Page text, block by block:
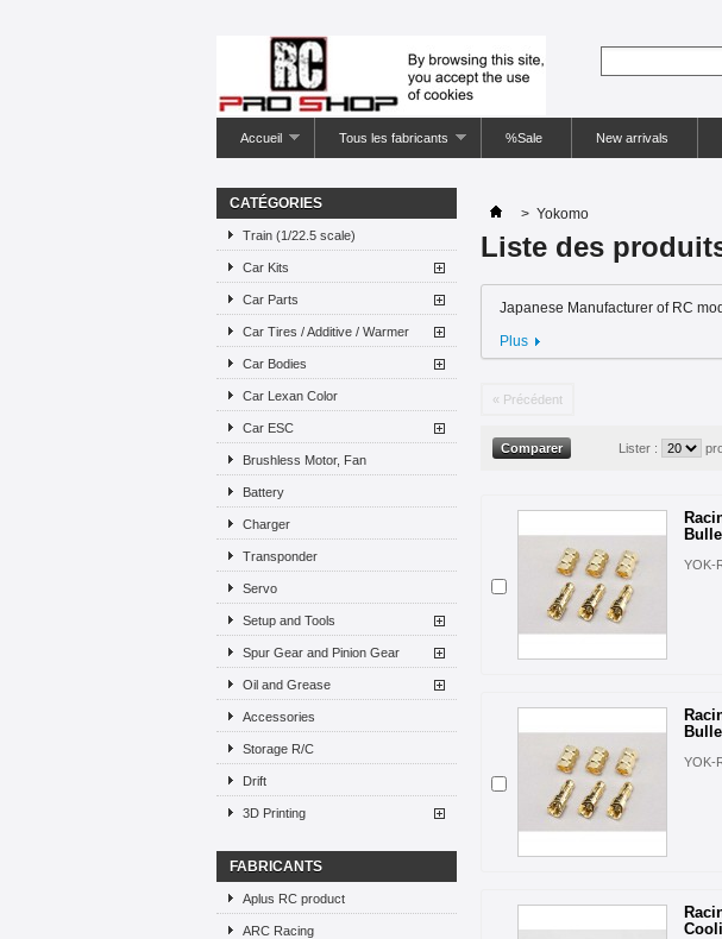
Accueil Tous les fabricants %Sale New arrivals
CATÉGORIES
Train (1/22.5 scale)
Car Kits
Car Parts
Car Tires / Additive / Warmer
Car Bodies
Car Lexan Color
Car ESC
Brushless Motor, Fan
Battery
Charger
Transponder
Servo
Setup and Tools
Spur Gear and Pinion Gear
Oil and Grease
Accessories
Storage R/C
Drift
3D Printing
FABRICANTS
Aplus RC product
ARC Racing
> Yokomo
Liste des
Japanese Manufacturer of RC
Plus
« Précédent
Lister :
YOK-
YOK-